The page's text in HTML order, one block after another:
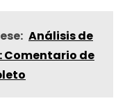
Análisis de
Comentario de